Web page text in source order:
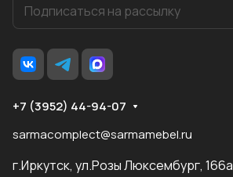
+7 (3952) 44-94-07
sarmacomplect@sarmamebel.ru
г.Иркутск, ул.Розы Люксембург, 166а